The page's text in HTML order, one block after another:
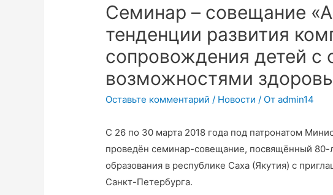
Семинар – совещание
тенденции развития
сопровождения детей с
возможностями
Оставьте комментарий / Новости / От admin14
С 26 по 30 марта 2018 года под патронатом
проведён семинар-совещание, посвящённый 80-
образования в республике Саха (Якутия) с
Санкт-Петербурга.